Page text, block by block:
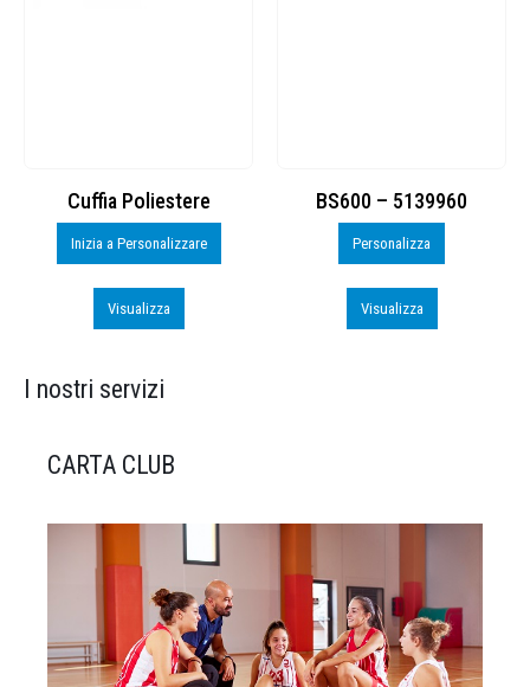
Cuffia Poliestere
Inizia a Personalizzare
Visualizza
BS600 – 5139960
Personalizza
Visualizza
I nostri servizi
CARTA CLUB